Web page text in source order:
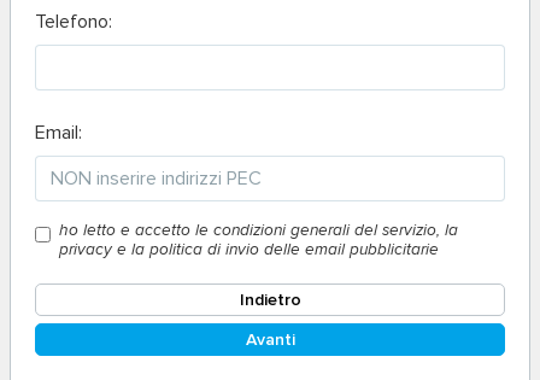
Telefono:
Email:
ho letto e accetto le condizioni generali del servizio, la
privacy e la politica di invio delle email pubblicitarie
Indietro
Avanti